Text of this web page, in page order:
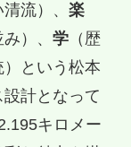
流）、 楽
）、 学（歴
という松本
計となって
キロメー